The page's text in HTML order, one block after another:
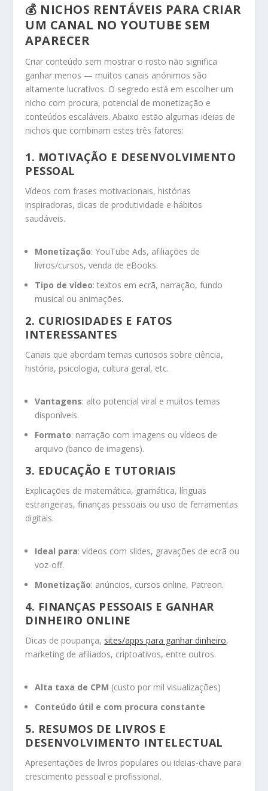
💰 NICHOS RENTÁVEIS PARA CRIAR
UM CANAL NO YOUTUBE SEM
APARECER
Criar conteúdo sem mostrar o rosto não significa
ganhar menos — muitos canais anónimos são
altamente lucrativos. O segredo está em escolher um
nicho com procura, potencial de monetização e
conteúdos escaláveis. Abaixo estão algumas ideias de
nichos que combinam estes três fatores:
1. MOTIVAÇÃO E DESENVOLVIMENTO
PESSOAL
Vídeos com frases motivacionais, histórias
inspiradoras, dicas de produtividade e hábitos
saudáveis.
Monetização: YouTube Ads, afiliações de
livros/cursos, venda de eBooks.
Tipo de vídeo: textos em ecrã, narração, fundo
musical ou animações.
2. CURIOSIDADES E FATOS
INTERESSANTES
Canais que abordam temas curiosos sobre ciência,
história, psicologia, cultura geral, etc.
Vantagens: alto potencial viral e muitos temas
disponíveis.
Formato: narração com imagens ou vídeos de
arquivo (banco de imagens).
3. EDUCAÇÃO E TUTORIAIS
Explicações de matemática, gramática, línguas
estrangeiras, finanças pessoais ou uso de ferramentas
digitais.
Ideal para: vídeos com slides, gravações de ecrã ou
voz-off.
Monetização: anúncios, cursos online, Patreon.
4. FINANÇAS PESSOAIS E GANHAR
DINHEIRO ONLINE
Dicas de poupança, sites/apps para ganhar dinheiro,
marketing de afiliados, criptoativos, entre outros.
Alta taxa de CPM (custo por mil visualizações)
Conteúdo útil e com procura constante
5. RESUMOS DE LIVROS E
DESENVOLVIMENTO INTELECTUAL
Apresentações de livros populares ou ideias-chave para
crescimento pessoal e profissional.